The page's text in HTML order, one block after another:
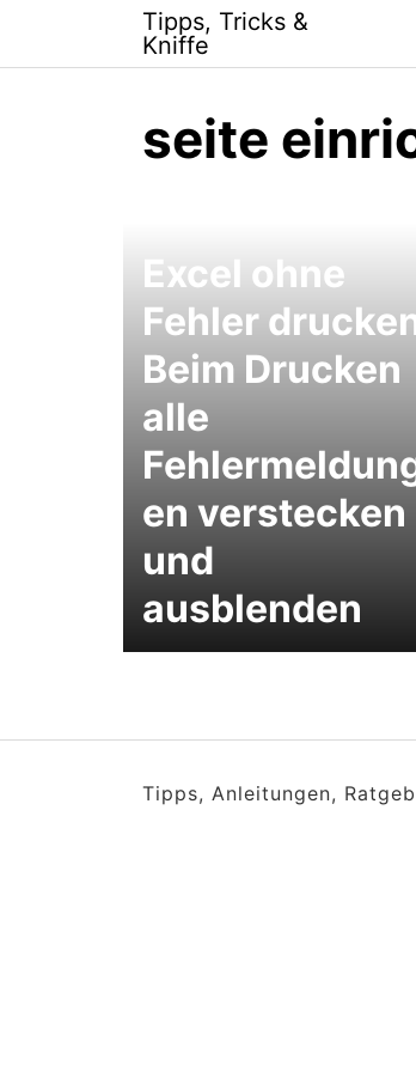
Tipps, Tricks &
Kniffe
seite
Excel ohne
Fehler
Beim Drucken
alle
en verstecken
und
ausblenden
Tipps, Anleitungen,